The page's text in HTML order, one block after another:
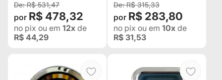
R$ 531,47
R$ 478,32
no pix ou em 12x de
R$ 44,29
R$ 315,33
R$ 283,80
no pix ou em 10x de
R$ 31,53